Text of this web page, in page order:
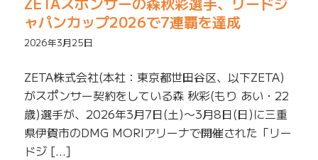
ャパンカップ2026で7連覇を達成
2026年3月25日
ZETA株式会社(本社：東京都世田谷区、以下ZETA)
がスポンサー契約をしている森 秋彩(もり あい・22
歳)選手が、2026年3月7日(土)〜3月8日(日)に三重
県伊賀市のDMG MORIアリーナで開催された「リー
ドジ […]